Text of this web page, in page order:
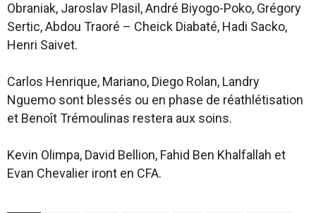
Obraniak, Jaroslav Plasil, André Biyogo-Poko, Grégory
Sertic, Abdou Traoré – Cheick Diabaté, Hadi Sacko,
Henri Saivet.
Carlos Henrique, Mariano, Diego Rolan, Landry
Nguemo sont blessés ou en phase de réathlétisation
et Benoît Trémoulinas restera aux soins.
Kevin Olimpa, David Bellion, Fahid Ben Khalfallah et
Evan Chevalier iront en CFA.